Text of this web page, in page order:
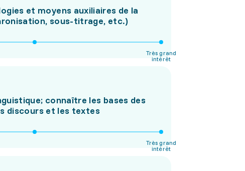
et moyens auxiliaires de la
sous-titrage, etc.)
Très grand
intérêt
connaître les bases des
discours et les textes
Très grand
intérêt